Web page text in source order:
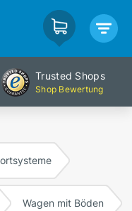
Trusted Shops
Shop Bewertung
Wagen mit Böden